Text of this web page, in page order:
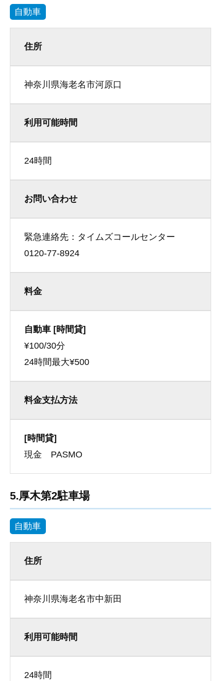
自動車
住所
神奈川県海老名市河原口
利用可能時間
24時間
お問い合わせ
緊急連絡先：タイムズコールセンター
0120-77-8924
料金
自動車 [時間貸]
¥100/30分
24時間最大¥500
料金支払方法
[時間貸]
現金 PASMO
5.厚木第2駐車場
自動車
住所
神奈川県海老名市中新田
利用可能時間
24時間